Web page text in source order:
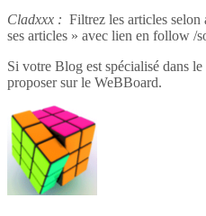
Cladxxx : Filtrez les articles selon
ses articles » avec lien en follow /
Si votre Blog est spécialisé dans
proposer sur le WeBBoard.